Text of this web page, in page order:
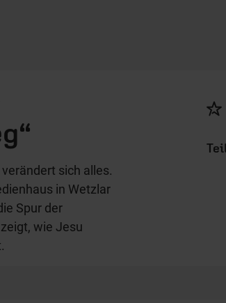
sich alles.
in Wetzlar
Spur der
wie Jesu